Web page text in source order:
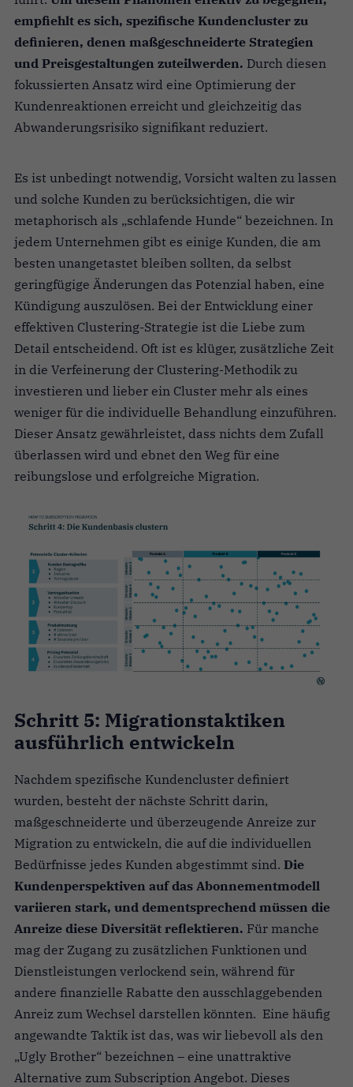
empfiehlt es sich, spezifische Kundencluster zu
definieren, denen maßgeschneiderte Strategien
und Preisgestaltungen zuteilwerden. Durch diesen
fokussierten Ansatz wird eine Optimierung der
Kundenreaktionen erreicht und gleichzeitig das
Abwanderungsrisiko signifikant reduziert.
Es ist unbedingt notwendig, Vorsicht walten zu lassen
und solche Kunden zu berücksichtigen, die wir
metaphorisch als „schlafende Hunde“ bezeichnen. In
jedem Unternehmen gibt es einige Kunden, die am
besten unangetastet bleiben sollten, da selbst
geringfügige Änderungen das Potenzial haben, eine
Kündigung auszulösen. Bei der Entwicklung einer
effektiven Clustering-Strategie ist die Liebe zum
Detail entscheidend. Oft ist es klüger, zusätzliche Zeit
in die Verfeinerung der Clustering-Methodik zu
investieren und lieber ein Cluster mehr als eines
weniger für die individuelle Behandlung einzuführen.
Dieser Ansatz gewährleistet, dass nichts dem Zufall
überlassen wird und ebnet den Weg für eine
reibungslose und erfolgreiche Migration.
Schritt 5: Migrationstaktiken
ausführlich entwickeln
Nachdem spezifische Kundencluster definiert
wurden, besteht der nächste Schritt darin,
maßgeschneiderte und überzeugende Anreize zur
Migration zu entwickeln, die auf die individuellen
Bedürfnisse jedes Kunden abgestimmt sind. Die
Kundenperspektiven auf das Abonnementmodell
variieren stark, und dementsprechend müssen die
Anreize diese Diversität reflektieren. Für manche
mag der Zugang zu zusätzlichen Funktionen und
Dienstleistungen verlockend sein, während für
andere finanzielle Rabatte den ausschlaggebenden
Anreiz zum Wechsel darstellen könnten. Eine häufig
angewandte Taktik ist das, was wir liebevoll als den
„Ugly Brother“ bezeichnen – eine unattraktive
Alternative zum Subscription Angebot. Dieses